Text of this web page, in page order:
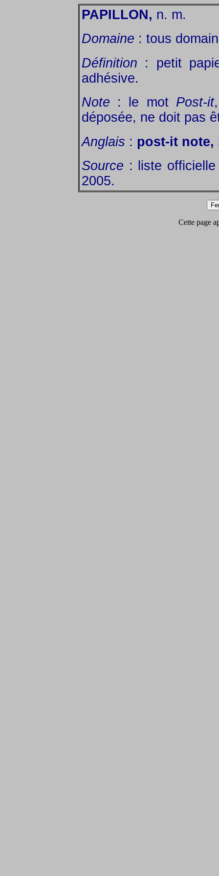
PAPILLON, n. m.
Domaine : tous
Définition : petit
adhésive.
Note : le mot Post-it
déposée, ne doit pas
Anglais : post-it note,
Source : liste
2005.
Cette page